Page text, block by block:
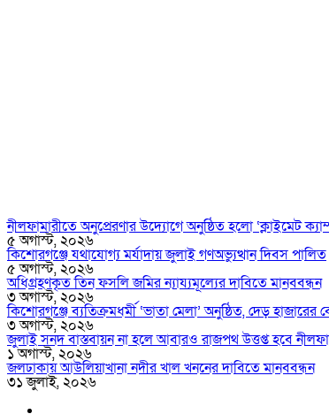
নীলফামারীতে অনুপ্রেরণার উদ্যোগে অনুষ্ঠিত হলো ‘ক্লাইমেট
৫ অগাস্ট, ২০২৬
কিশোরগঞ্জে যথাযোগ্য মর্যাদায় জুলাই গণঅভ্যুত্থান দিবস পালিত
৫ অগাস্ট, ২০২৬
অধিগ্রহণকৃত তিন ফসলি জমির ন্যায্যমূল্যের দাবিতে মানববন্ধন
৩ অগাস্ট, ২০২৬
কিশোরগঞ্জে ব্যতিক্রমধর্মী ‘ভাতা মেলা’ অনুষ্ঠিত, দেড় হাজারের
৩ অগাস্ট, ২০২৬
জুলাই সনদ বাস্তবায়ন না হলে আবারও রাজপথ উত্তপ্ত হবে
১ অগাস্ট, ২০২৬
জলঢাকায় আউলিয়াখানা নদীর খাল খননের দাবিতে মানববন্ধন
৩১ জুলাই, ২০২৬